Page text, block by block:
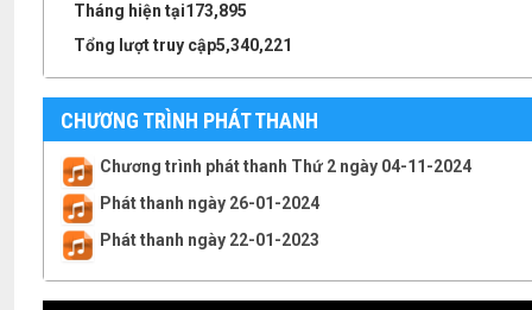
Tháng hiện tại173,895
Tổng lượt truy cập5,340,221
CHƯƠNG TRÌNH PHÁT THANH
Chương trình phát thanh Thứ 2 ngày 04-11-2024
Phát thanh ngày 26-01-2024
Phát thanh ngày 22-01-2023